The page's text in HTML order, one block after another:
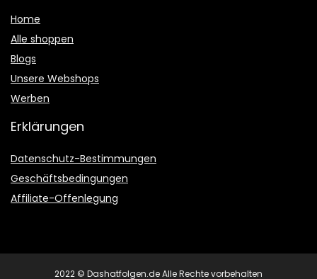
Home
Alle shoppen
Blogs
Unsere Webshops
Werben
Erklärungen
Datenschutz-Bestimmungen
Geschäftsbedingungen
Affiliate-Offenlegung
2022 © Dashatfolgen.de Alle Rechte vorbehalten